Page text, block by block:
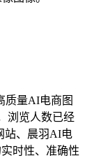
质量AI电商图
浏览人数已经
站、晨羽AI电
时性、准确性